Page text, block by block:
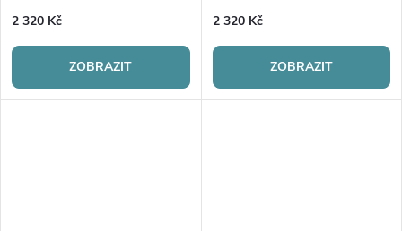
2 320 Kč
ZOBRAZIT
2 320 Kč
ZOBRAZIT